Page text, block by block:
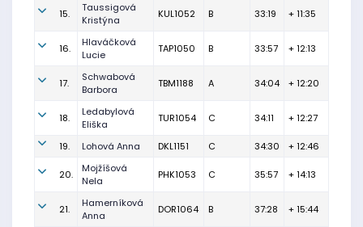
15.
Taussigová
Kristýna
KUL1052 B 33:19 + 11:35
16.
Hlaváčková
Lucie
TAP1050 B 33:57 + 12:13
17.
Schwabová
Barbora
TBM1188 A 34:04 + 12:20
18.
Ledabylová
Eliška
TUR1054 C 34:11 + 12:27
19. Lohová Anna DKL1151 C 34:30 + 12:46
20.
Mojžíšová
Nela
PHK1053 C 35:57 + 14:13
21.
Hamerníková
Anna
DOR1064 B 37:28 + 15:44